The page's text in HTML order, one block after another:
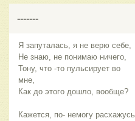
-------
Я запуталась, я не верю себе,
Не знаю, не понимаю ничего,
Тону, что -то пульсирует во
мне,
Как до этого дошло, вообще?
Кажется, по- немогу расхажусь